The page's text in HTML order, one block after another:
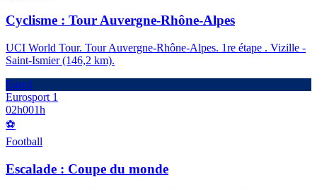
Cyclisme : Tour Auvergne-Rhône-Alpes
UCI World Tour. Tour Auvergne-Rhône-Alpes. 1re étape . Vizille -
Saint-Ismier (146,2 km).
Euro1
Eurosport 1
02h001h
⚽
Football
Escalade : Coupe du monde